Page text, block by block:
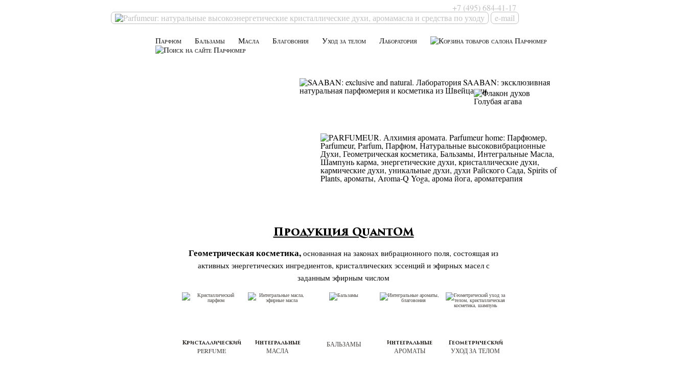
+7 (495) 684-41-17
e-mail
Парфюм Бальзамы Масла Благовония Уход за телом Лаборатория
Продукция QuantOM
Геометрическая косметика, основанная на законах вибрационного поля, состоящая из
активных энергетических ингредиентов, кристаллических эссенций и эфирных масел с
заданным эфирным числом
Кристаллический
PERFUME
Интегральные
МАСЛА
БАЛЬЗАМЫ Интегральные
АРОМАТЫ
Геометрический
УХОД ЗА ТЕЛОМ